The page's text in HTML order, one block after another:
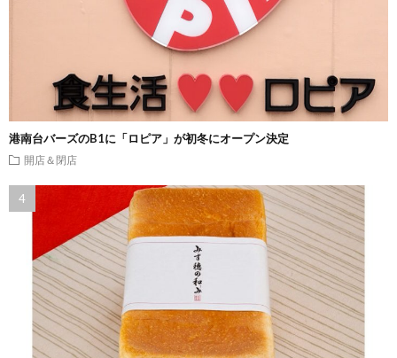
港南台バーズのB1に「ロピア」が初冬にオープン決定
開店＆閉店